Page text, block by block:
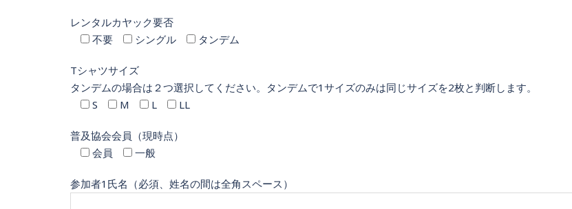
レンタルカヤック要否
不要
シングル タンデム
Tシャツサイズ
タンデムの場合は２つ選択してください。タンデムで1サイズのみは同じサイズを2枚と判断します。
S
M L LL
普及協会会員（現時点）
会員
一般
参加者1氏名（必須、姓名の間は全角スペース）